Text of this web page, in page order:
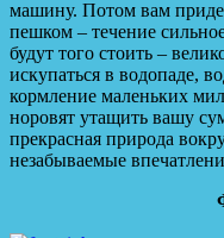
машину. Потом вам
пешком – течение
будут того стоить –
искупаться в водопаде,
кормление маленьких
норовят утащить вашу
прекрасная природа
незабываемые